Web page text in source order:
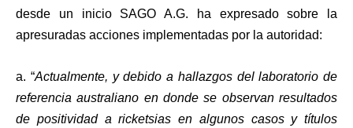
desde un inicio SAGO A.G. ha expresado sobre la
apresuradas acciones implementadas por la autoridad:
a. “Actualmente, y debido a hallazgos del laboratorio de
referencia australiano en donde se observan resultados
de positividad a ricketsias en algunos casos y títulos